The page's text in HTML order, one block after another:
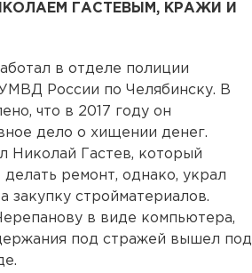
ГАСТЕВЫМ, КРАЖИ И
в отделе полиции
России по Челябинску. В
что в 2017 году он
дело о хищении денег.
Николай Гастев, который
ремонт, однако, украл
закупку стройматериалов.
в виде компьютера,
под стражей вышел под